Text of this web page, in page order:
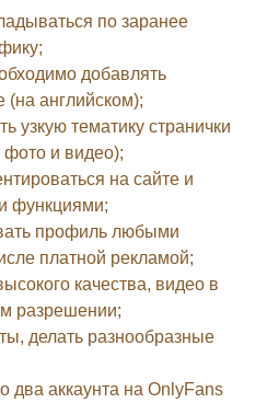
по заранее
добавлять
(на английском);
узкую тематику странички
и видео);
на сайте и
функциями;
профиль любыми
платной рекламой;
качества, видео в
разрешении;
делать разнообразные
два аккаунта на OnlyFans